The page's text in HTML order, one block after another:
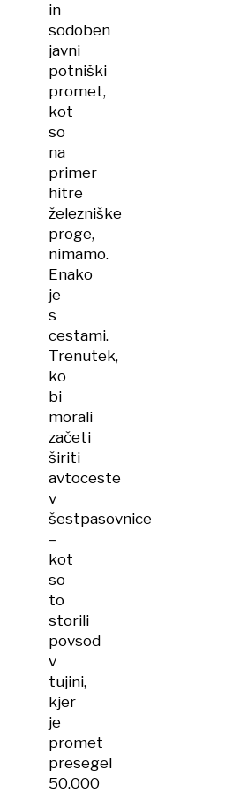
in
sodoben
javni
potniški
promet,
kot
so
na
primer
hitre
železniške
proge,
nimamo.
Enako
je
s
cestami.
Trenutek,
ko
bi
morali
začeti
širiti
avtoceste
v
šestpasovnice
–
kot
so
to
storili
povsod
v
tujini,
kjer
je
promet
presegel
50.000